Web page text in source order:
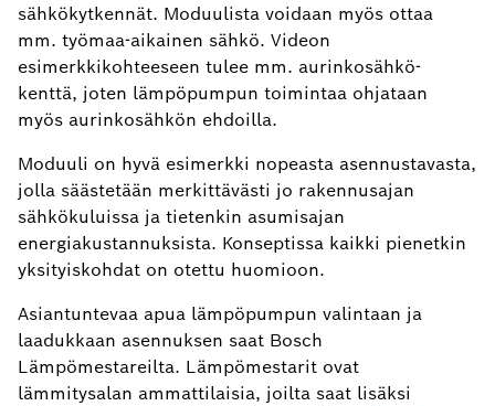
sähkökytkennät. Moduulista voidaan myös ottaa
mm. työmaa-aikainen sähkö. Videon
esimerkkikohteeseen tulee mm. aurinkosähkö-
kenttä, joten lämpöpumpun toimintaa ohjataan
myös aurinkosähkön ehdoilla.
Moduuli on hyvä esimerkki nopeasta asennustavasta,
jolla säästetään merkittävästi jo rakennusajan
sähkökuluissa ja tietenkin asumisajan
energiakustannuksista. Konseptissa kaikki pienetkin
yksityiskohdat on otettu huomioon.
Asiantuntevaa apua lämpöpumpun valintaan ja
laadukkaan asennuksen saat Bosch
Lämpömestareilta. Lämpömestarit ovat
lämmitysalan ammattilaisia, joilta saat lisäksi